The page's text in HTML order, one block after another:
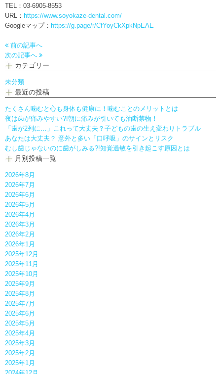
TEL：03-6905-8553
URL： https://www.soyokaze-dental.com/
Googleマップ： https://g.page/r/CfYoyCkXpkNpEAE
前の記事へ
次の記事へ
カテゴリー
未分類
最近の投稿
たくさん噛むと心も身体も健康に！噛むことのメリットとは
夜は歯が痛みやすい?!朝に痛みが引いても油断禁物！
「歯が2列に…」これって大丈夫？子どもの歯の生え変わりトラブル
あなたは大丈夫？ 意外と多い「口呼吸」のサインとリスク
むし歯じゃないのに歯がしみる?!知覚過敏を引き起こす原因とは
月別投稿一覧
2026年8月
2026年7月
2026年6月
2026年5月
2026年4月
2026年3月
2026年2月
2026年1月
2025年12月
2025年11月
2025年10月
2025年9月
2025年8月
2025年7月
2025年6月
2025年5月
2025年4月
2025年3月
2025年2月
2025年1月